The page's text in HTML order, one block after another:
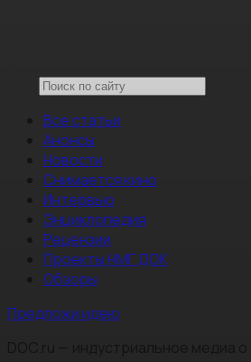
Все статьи
Анонсы
Новости
Снимается кино
Интервью
Энциклопедия
Рецензии
Проекты НМГ ДОК
Обзоры
Предложи идею